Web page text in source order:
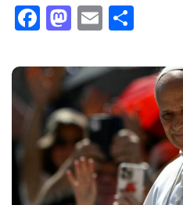
Facebook
Mastodon
Email